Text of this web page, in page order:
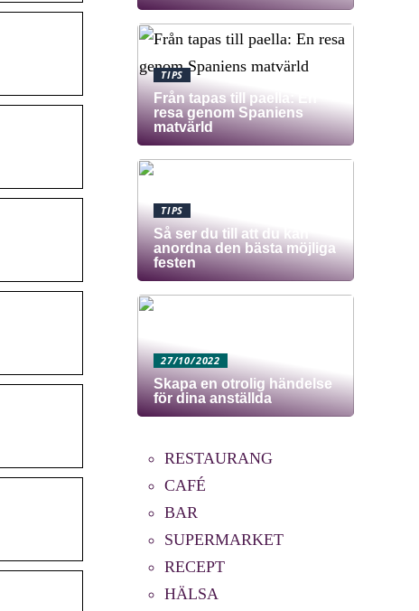
TIPS
Från tapas till paella: En
resa genom Spaniens
matvärld
TIPS
Så ser du till att du kan
anordna den bästa möjliga
festen
27/10/2022
Skapa en otrolig händelse
för dina anställda
RESTAURANG
CAFÉ
BAR
SUPERMARKET
RECEPT
HÄLSA